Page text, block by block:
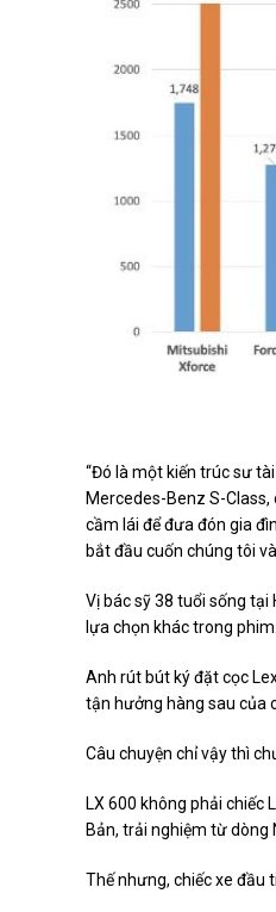
“Đó là một kiến trúc sư
Mercedes-Benz S-Class,
cầm lái để đưa đón gia
bắt đầu cuốn chúng tôi
Vị bác sỹ 38 tuổi sống
lựa chọn khác trong phim.
Anh rút bút ký đặt cọc
tận hưởng hàng sau của
Câu chuyện chỉ vậy thì
LX 600 không phải chiếc
Bản, trải nghiệm từ dòng
Thế nhưng, chiếc xe đầu